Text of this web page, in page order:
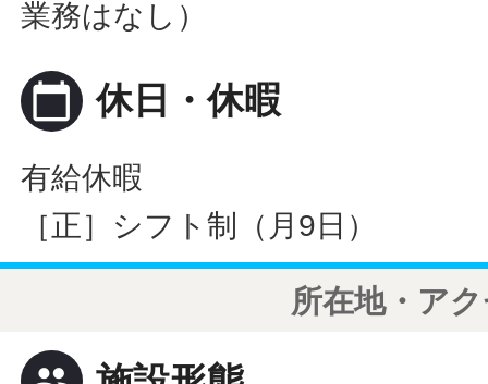
業務はなし）
calendar_today 休日・休暇
有給休暇
［正］シフト制（月9日）
所在地・ア